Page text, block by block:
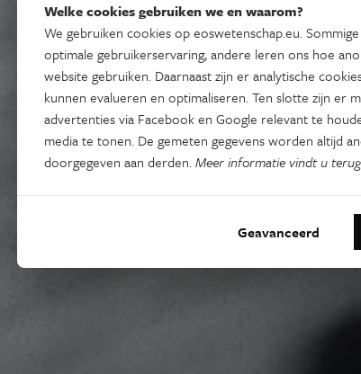
Welke cookies gebruiken we en waarom?
We gebruiken cookies op eoswetenschap.eu.
optimale gebruikerservaring, andere leren ons hoe
website gebruiken. Daarnaast zijn er analytische
kunnen evalueren en optimaliseren. Ten slotte zijn er
advertenties via Facebook en Google relevant te
media te tonen. De gemeten gegevens worden altijd
doorgegeven aan derden.Meer informatie vindt u
Geavanceerd